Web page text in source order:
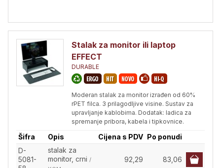
Stalak za monitor ili laptop
EFFECT
DURABLE
Moderan stalak za monitor izrađen od 60%
rPET filca. 3 prilagodljive visine. Sustav za
upravljanje kablobima. Dodatak: ladica za
spremanje pribora, kabela i tipkovnice.
Šifra Opis Cijena s PDV Po ponudi
D-
5081-
stalak za
monitor, crni /
92,29 83,06